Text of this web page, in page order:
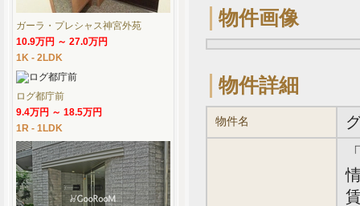
物件画像
物件詳細
物件名
ガーラ・プレシャス神宮外苑
10.9万円 ～ 27.0万円
1K - 2LDK
ログ都庁前
9.4万円 ～ 18.5万円
1R - 1LDK